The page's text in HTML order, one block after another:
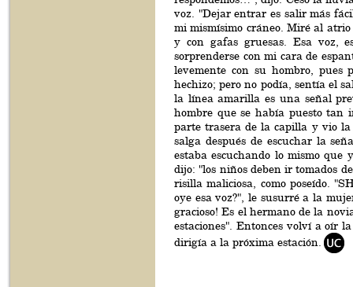
voz. "Dejar entrar es salir más
mi mismísimo cráneo. Miré al
y con gafas gruesas. Esa voz,
sorprenderse con mi cara de
levemente con su hombro,
hechizo; pero no podía, sentía el
la línea amarilla es una señal
hombre que se había puesto tan
parte trasera de la capilla y vio
salga después de escuchar la
estaba escuchando lo mismo
dijo: "los niños deben ir tomados
risilla maliciosa, como poseído.
oye esa voz?", le susurré a la
gracioso! Es el hermano de la
estaciones". Entonces volví a oír
dirigía a la próxima estación.